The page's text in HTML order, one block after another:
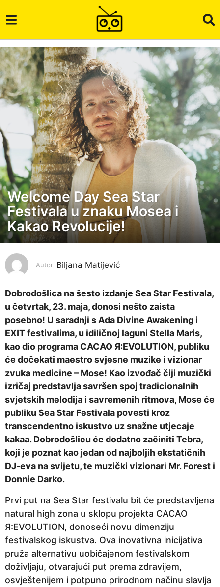
2
g
o
d
n
e
p
j
2
r
i
e
Welcome Day Sea Star
Festivala u znaku Mosea i
Kakao Revolucije!
Autor Biljana Matijević
Dobrodošlica na šesto izdanje Sea Star Festivala,
u četvrtak, 23. maja, donosi nešto zaista
posebno! U saradnji s Ada Divine Awakening i
EXIT festivalima, u idiličnoj laguni Stella Maris,
kao dio programa CACAO Я:EVOLUTION, publiku
će dočekati maestro svjesne muzike i vizionar
zvuka medicine – Mose! Kao izvođač čiji muzički
izričaj predstavlja savršen spoj tradicionalnih
svjetskih melodija i savremenih ritmova, Mose će
publiku Sea Star Festivala povesti kroz
transcendentno iskustvo uz snažne utjecaje
kakaa. Dobrodošlicu će dodatno začiniti Tebra,
koji je poznat kao jedan od najboljih ekstatičnih
DJ-eva na svijetu, te muzički vizionari Mr. Forest i
Donnie Darko.
Prvi put na Sea Star festivalu bit će predstavljena
natural high zona u sklopu projekta CACAO
Я:EVOLUTION, donoseći novu dimenziju
festivalskog iskustva. Ova inovativna inicijativa
pruža alternativu uobičajenom festivalskom
doživljaju, otvarajući put prema zdravijem,
osvještenijem i potpuno prirodnom načinu slavlja